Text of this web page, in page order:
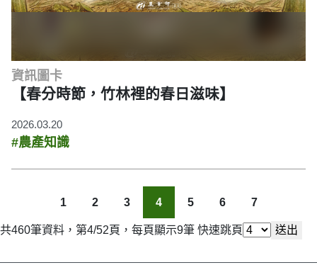
資訊圖卡
【春分時節，竹林裡的春日滋味】
2026.03.20
#農產知識
1 2 3 4 5 6 7
共460筆資料，第4/52頁，每頁顯示9筆 快速跳頁 送出